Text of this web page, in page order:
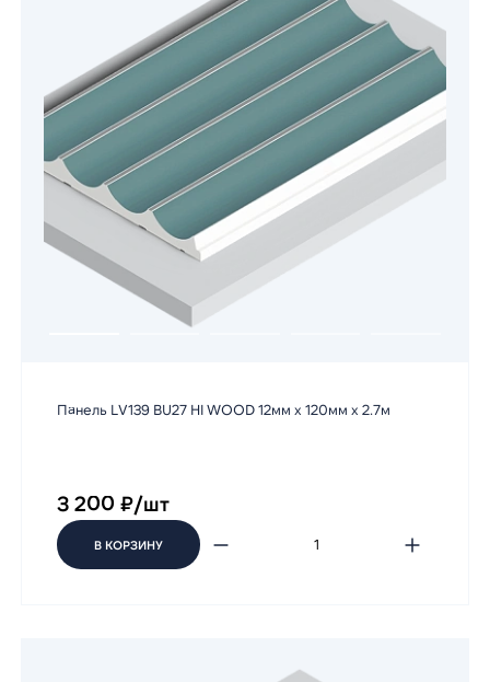
Панель LV139 BU27 HI WOOD 12мм х 120мм х 2.7м
3 200 ₽/шт
В КОРЗИНУ